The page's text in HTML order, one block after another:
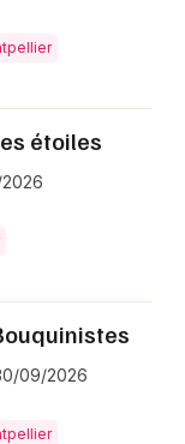
étoiles
09/2026